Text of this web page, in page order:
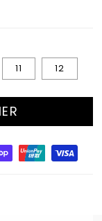
11 12